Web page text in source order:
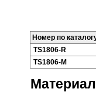
Номер по
TS1806-R
TS1806-M